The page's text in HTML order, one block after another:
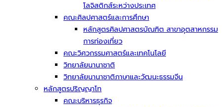
โลจิสติกส์ระหว่างประเทศ
คณะศิลปศาสตร์และการศึกษา
หลักสูตรศิลปศาสตรบัณฑิต สาขาอุตสาหกรรม
การท่องเที่ยว
คณะวิศวกรรมศาสตร์และเทคโนโลยี
วิทยาลัยนานาชาติ
วิทยาลัยนานาชาติภาษาและวัฒนะธรรมจีน
หลักสูตรปริญญาโท
คณะบริหารธุรกิจ